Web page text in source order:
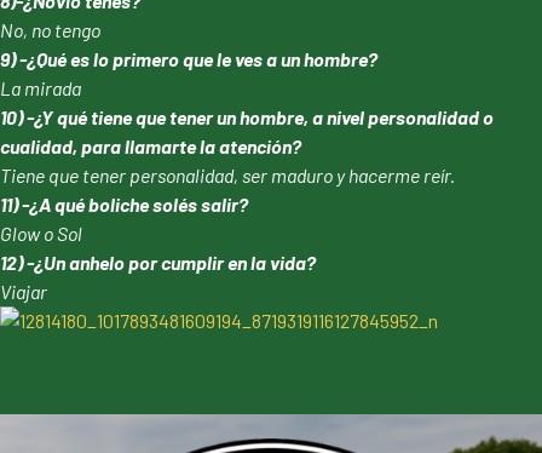
No, no tengo
9) -¿Qué es lo primero que le ves a un hombre?
La mirada
10) -¿Y qué tiene que tener un hombre, a nivel personalidad o
cualidad, para llamarte la atención?
Tiene que tener personalidad, ser maduro y hacerme reír.
11) -¿A qué boliche solés salir?
Glow o Sol
12) -¿Un anhelo por cumplir en la vida?
Viajar